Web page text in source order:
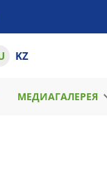
KZ
МЕДИАГАЛЕРЕЯ